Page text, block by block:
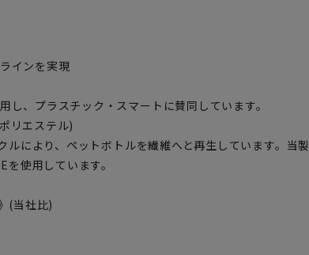
インを実現
し、プラスチック・スマートに賛同しています。
リエステル)
ルにより、ペットボトルを繊維へと再生しています。当製
使用しています。
(当社比)